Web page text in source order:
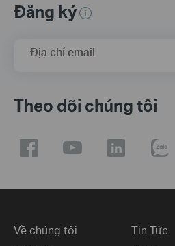
Đăng ký
Địa chỉ email
Theo dõi chúng tôi
Về chúng tôi Tin Tức